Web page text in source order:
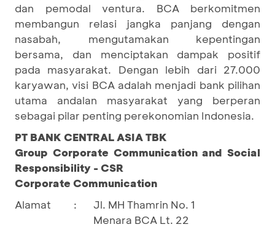
dan pemodal ventura. BCA berkomitmen
membangun relasi jangka panjang dengan
nasabah, mengutamakan kepentingan
bersama, dan menciptakan dampak positif
pada masyarakat. Dengan lebih dari 27.000
karyawan, visi BCA adalah menjadi bank pilihan
utama andalan masyarakat yang berperan
sebagai pilar penting perekonomian Indonesia.
PT BANK CENTRAL ASIA TBK
Group Corporate Communication and Social
Responsibility - CSR
Corporate Communication
Alamat
:
Jl. MH Thamrin No. 1
Menara BCA Lt. 22